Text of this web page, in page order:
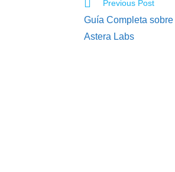
Previous Post
Guía Completa
Astera Labs